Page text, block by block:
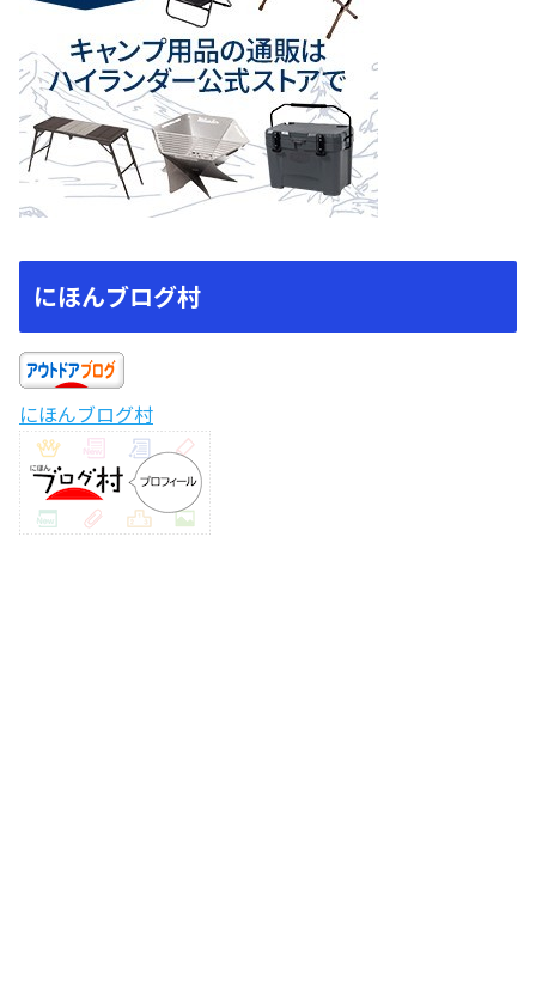
にほんブログ村
にほんブログ村